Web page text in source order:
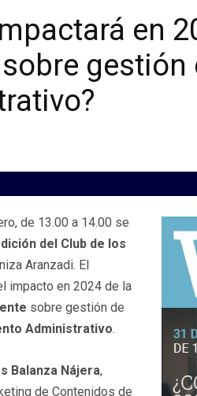
en
gestión
de 13.00 a 14.00 se
del Club de los
Aranzadi. El
impacto en 2024 de la
sobre gestión de
Administrativo.
Balanza Nájera,
de Contenidos de